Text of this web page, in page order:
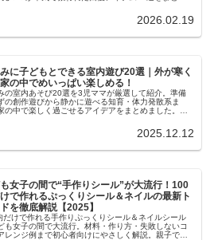
2026.02.19
に子どもとできる室内遊び20選｜外が寒く
の中でめいっぱい楽しめる！
の室内あそび20選を3児ママが厳選して紹介。準備
の創作遊びから静かに遊べる知育・体力発散系ま
の中で楽しく過ごせるアイデアをまとめました。兄
2025.12.12
女子の間で“手作りシール”が大流行！100
で作れるぷっくりシール＆ネイルの最新ト
を徹底解説【2025】
だけで作れる手作りぷっくりシール＆ネイルシール
も女子の間で大流行。材料・作り方・失敗しないコ
レンジ例まで初心者向けにやさしく解説。親子で楽